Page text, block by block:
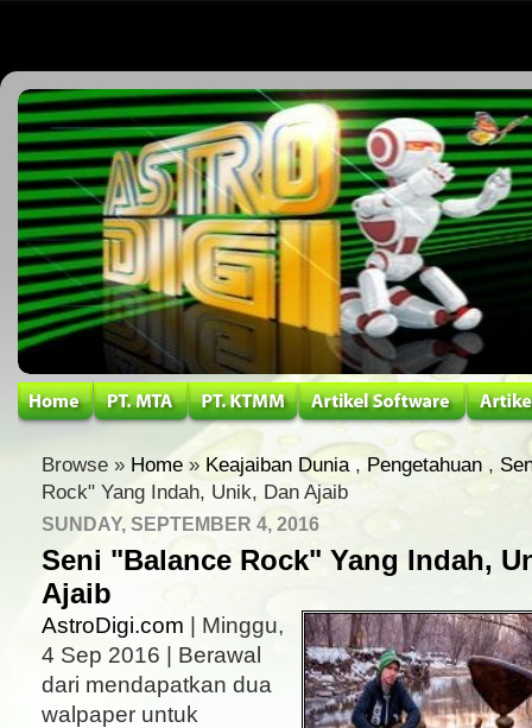
Browse » Home » Keajaiban Dunia,Pengetahuan ,
Rock" Yang Indah, Unik, Dan Ajaib
SUNDAY, SEPTEMBER 4, 2016
Seni "Balance Rock" Yang Indah,
Ajaib
AstroDigi.com | Minggu,
4 Sep 2016 | Berawal
dari mendapatkan dua
walpaper untuk